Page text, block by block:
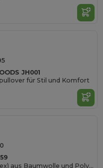
JH001
für Stil und Komfort
Sweatshirt (unisex) aus Baumwolle und Polyester